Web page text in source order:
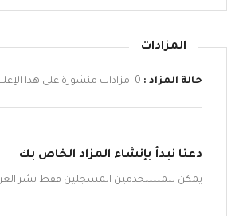
المزادات
حالة المزاد :0 مزادات منشورة على هذا الإعلان
دعنا نبدأ بإنشاء المزاد الخاص بك
يمكن للمستخدمين المسجلين فقط نشر